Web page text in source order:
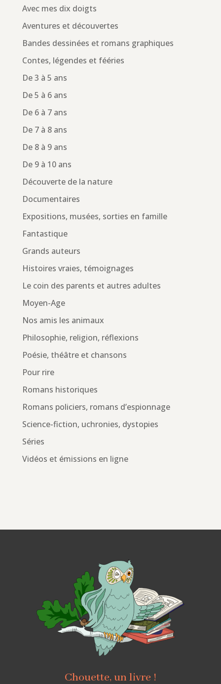
Avec mes dix doigts
Aventures et découvertes
Bandes dessinées et romans graphiques
Contes, légendes et fééries
De 3 à 5 ans
De 5 à 6 ans
De 6 à 7 ans
De 7 à 8 ans
De 8 à 9 ans
De 9 à 10 ans
Découverte de la nature
Documentaires
Expositions, musées, sorties en famille
Fantastique
Grands auteurs
Histoires vraies, témoignages
Le coin des parents et autres adultes
Moyen-Age
Nos amis les animaux
Philosophie, religion, réflexions
Poésie, théâtre et chansons
Pour rire
Romans historiques
Romans policiers, romans d’espionnage
Science-fiction, uchronies, dystopies
Séries
Vidéos et émissions en ligne
Chouette, un livre !